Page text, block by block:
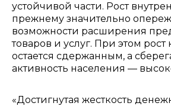
устойчивой части. Рост
прежнему значительно
возможности расширения
товаров и услуг. При этом
остается сдержанным, а
активность населения —
«Достигнутая жесткость